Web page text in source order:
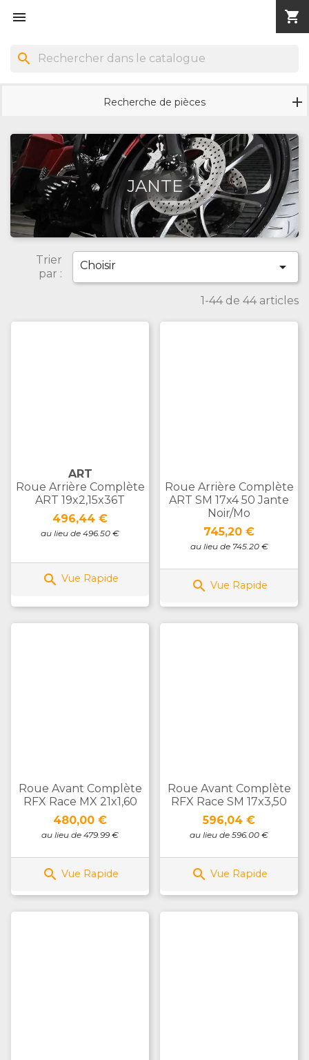
 shopping_cart
search
Recherche de pièces
JANTE
Trier
par :
Choisir 
1-44 de 44 articles
ART
Roue Arrière Complète
ART 19x2,15x36T
Prix
496,44 €
au lieu de 496.50 €
 Vue Rapide
Roue Arrière Complète
ART SM 17x4 50 Jante
Noir/mo
Prix
745,20 €
au lieu de 745.20 €
 Vue Rapide
Roue Avant Complète
RFX Race MX 21x1,60
Prix
480,00 €
au lieu de 479.99 €
 Vue Rapide
Roue Avant Complète
RFX Race SM 17x3,50
Prix
596,04 €
au lieu de 596.00 €
 Vue Rapide